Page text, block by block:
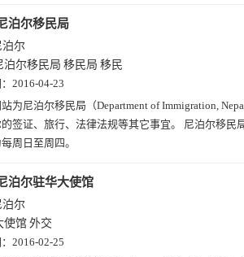
泊尔移民局
泊尔
泊尔移民局 移民局 移民
2016-04-23
为尼泊尔移民局（Department of Immigration,
签证、旅行、法律法规等其它事宜。 尼泊尔移民
周日至周四。
泊尔驻华大使馆
泊尔
使馆 外交
2016-02-25